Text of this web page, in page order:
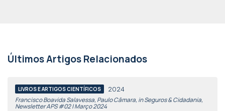
Últimos Artigos Relacionados
LIVROS E ARTIGOS CIENTÍFICOS 2024
Francisco Boavida Salavessa, Paulo Câmara, in Seguros & Cidadania,
Newsletter APS #02 | Março 2024